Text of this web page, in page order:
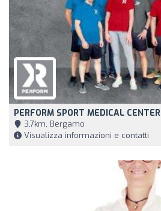
PERFORM SPORT MEDICAL CENTER
3,7km, Bergamo
Visualizza informazioni e contatti